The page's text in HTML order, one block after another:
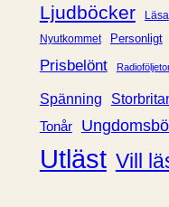
Ljudböcker
Läsa
Nyutkommet Personligt
Prisbelönt
Spänning
Tonår
Utläst Vill